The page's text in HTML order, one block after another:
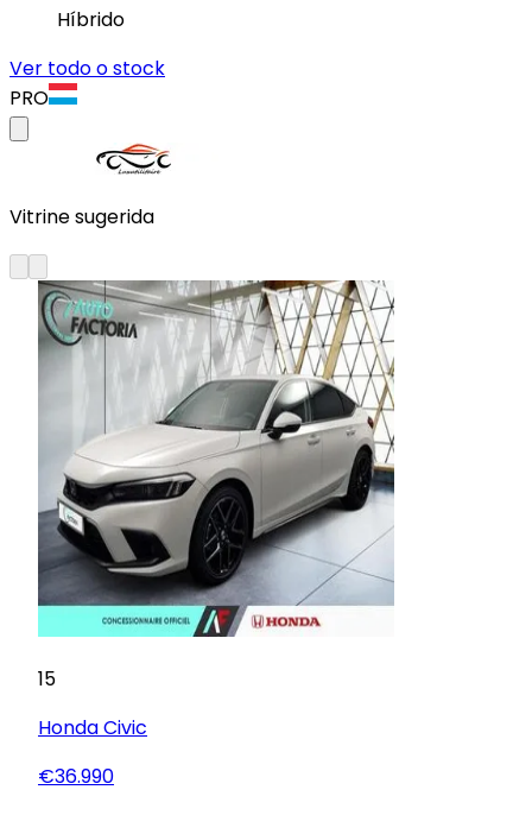
Híbrido
Ver todo o stock
PRO
Vitrine sugerida
15
HondaCivic
€36.990